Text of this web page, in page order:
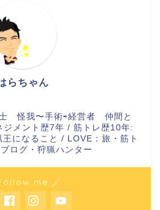
らちゃん
怪我〜手術⇨経営者 仲間と
ジメント歴7年 / 筋トレ歴10年:
になること / LOVE：旅・筋ト
ログ・狩猟ハンター
me ／